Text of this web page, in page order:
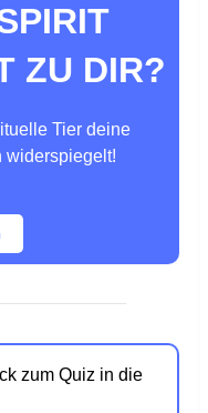
ZU DIR?
Tier deine
widerspiegelt!
zum Quiz in die